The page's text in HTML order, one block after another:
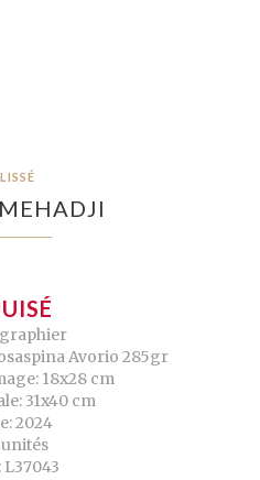
Avorio 285gr
18x28 cm
31x40 cm
2024
L37043